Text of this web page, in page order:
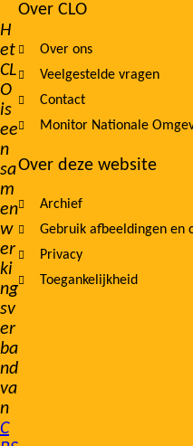
H
et
CL
O
is
ee
n
sa
m
en
w
er
ki
ng
sv
er
ba
nd
va
n
C
Footer
navigation
Over CLO
Over ons
Veelgestelde vragen
Contact
Monitor Nationale
Over deze website
Archief
Gebruik afbeeldingen en
Privacy
Toegankelijkheid